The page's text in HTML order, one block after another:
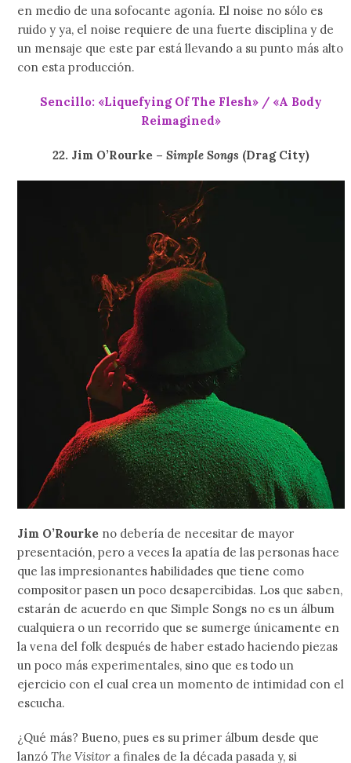
en medio de una sofocante agonía. El noise no sólo es
ruido y ya, el noise requiere de una fuerte disciplina y de
un mensaje que este par está llevando a su punto más alto
con esta producción.
Sencillo: «Liquefying Of The Flesh» / «A Body
Reimagined»
22. Jim O’Rourke –Simple Songs (Drag City)
Jim O’Rourke no debería de necesitar de mayor
presentación, pero a veces la apatía de las personas hace
que las impresionantes habilidades que tiene como
compositor pasen un poco desapercibidas. Los que saben,
estarán de acuerdo en que Simple Songs no es un álbum
cualquiera o un recorrido que se sumerge únicamente en
la vena del folk después de haber estado haciendo piezas
un poco más experimentales, sino que es todo un
ejercicio con el cual crea un momento de intimidad con el
escucha.
¿Qué más? Bueno, pues es su primer álbum desde que
lanzó The Visitor a finales de la década pasada y, si